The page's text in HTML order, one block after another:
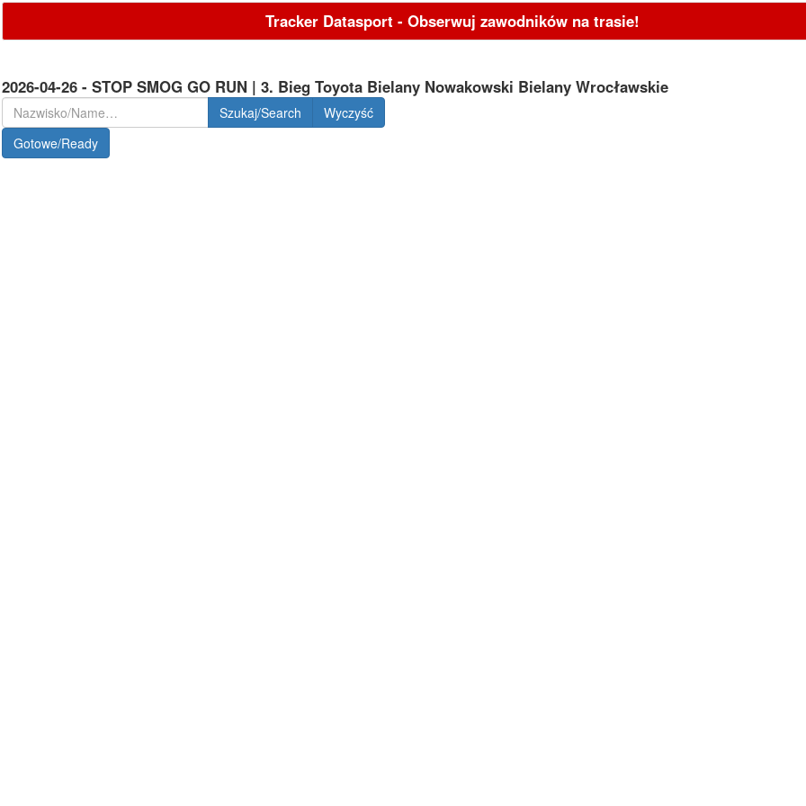
Tracker Datasport - Obserwuj zawodników na trasie!
2026-04-26 - STOP SMOG GO RUN | 3. Bieg Toyota Bielany Nowakowski Bielany Wrocławskie
Szukaj/Search
Gotowe/Ready